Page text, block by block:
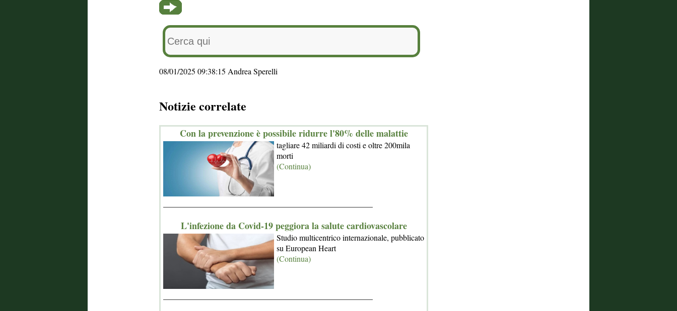
08/01/2025 09:38:15 Andrea Sperelli
Notizie correlate
Con la prevenzione è possibile ridurre l'80% delle malattie
tagliare 42 miliardi di costi e oltre 200mila
morti
(Continua)
L'infezione da Covid-19 peggiora la salute cardiovascolare
Studio multicentrico internazionale, pubblicato
su European Heart
(Continua)